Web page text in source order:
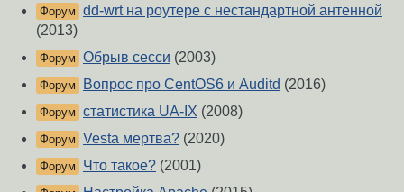
Форум dd-wrt на роутере с нестандартной антенной
(2013)
Форум Обрыв сесси (2003)
Форум Вопрос про CentOS6 и Auditd (2016)
Форум статистика UA-IX (2008)
Форум Vesta мертва? (2020)
Форум Что такое? (2001)